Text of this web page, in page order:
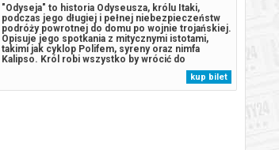
"Odyseja" to historia Odyseusza, królu Itaki,
podczas jego długiej i pełnej niebezpieczeństw
podróży powrotnej do domu po wojnie trojańskiej.
Opisuje jego spotkania z mitycznymi istotami,
takimi jak cyklop Polifem, syreny oraz nimfa
Kalipso. Król robi wszystko by wrócić do
ukochanej żony Penelopy.******* Bezpieczne
zakupy w Bilety24. W przypadku odwołania
wydarzenia, gwarantujemy automatyczny zwrot...
kup bilet